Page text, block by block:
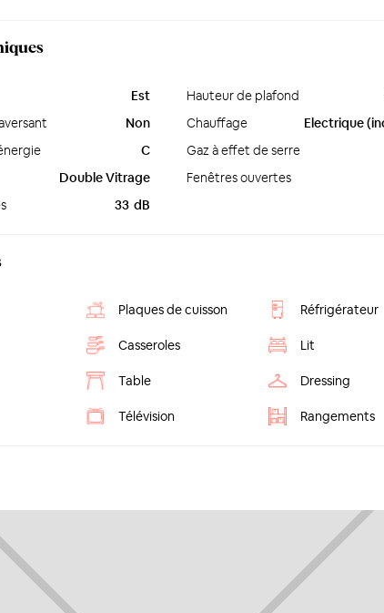
Est Hauteur de plafond
Non Chauffage
Electrique
C Gaz à effet de serre
Double Vitrage Fenêtres ouvertes
33 dB
Plaques de cuisson Réfrigérateur
Casseroles Lit
Table Dressing
Télévision Rangements